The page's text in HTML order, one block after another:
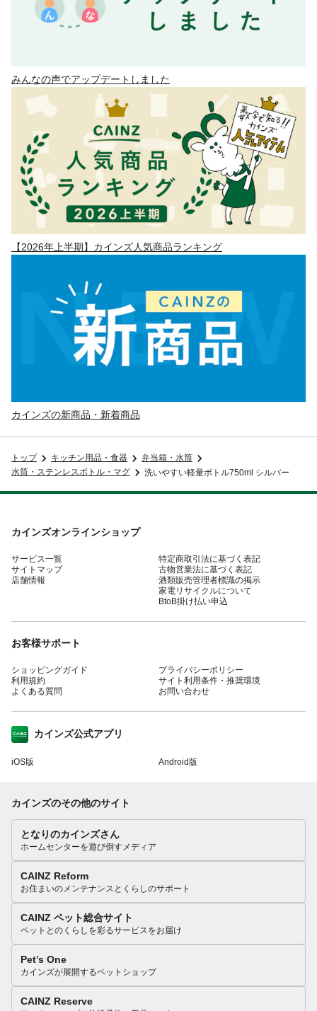
みんなの声でアップデートしました
【2026年上半期】カインズ人気商品ランキング
カインズの新商品・新着商品
トップ キッチン用品・食器
弁当箱・水筒
水筒・ステンレスボトル・マグ
洗いやすい軽量ボトル750ml シルバー
カインズオンラインショップ
サービス一覧
サイトマップ
店舗情報
特定商取引法に基づく表記
古物営業法に基づく表記
酒類販売管理者標識の掲示
家電リサイクルについて
BtoB掛け払い申込
お客様サポート
ショッピングガイド
利用規約
よくある質問
プライバシーポリシー
サイト利用条件・推奨環境
お問い合わせ
カインズ公式アプリ
iOS版 Android版
カインズのその他のサイト
となりのカインズさん
ホームセンターを遊び倒すメディア
CAINZ Reform
お住まいのメンテナンスとくらしのサポート
CAINZ ペット総合サイト
ペットとのくらしを彩るサービスをお届け
Pet’s One
カインズが展開するペットショップ
CAINZ Reserve